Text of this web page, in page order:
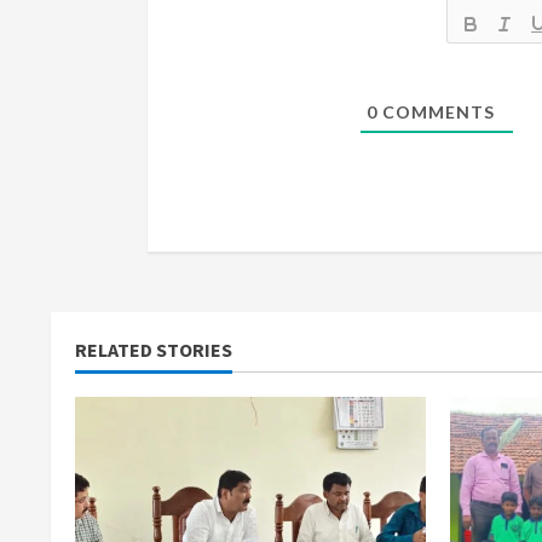
0 COMMENTS
RELATED STORIES